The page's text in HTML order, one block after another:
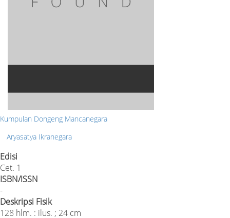
Kumpulan Dongeng Mancanegara
Aryasatya Ikranegara
Edisi
Cet. 1
ISBN/ISSN
-
Deskripsi Fisik
128 hlm. : ilus. ; 24 cm